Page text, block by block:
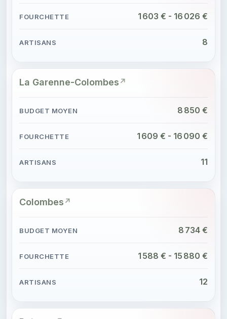
1 603 € - 16 026 €
8
La Garenne-Colombes
8 850 €
1 609 € - 16 090 €
11
Colombes
8 734 €
1 588 € - 15 880 €
12